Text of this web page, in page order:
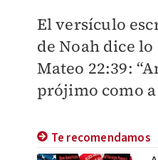
El versículo
de Noah dice
Mateo 22:39:
prójimo como
Te recomendamos